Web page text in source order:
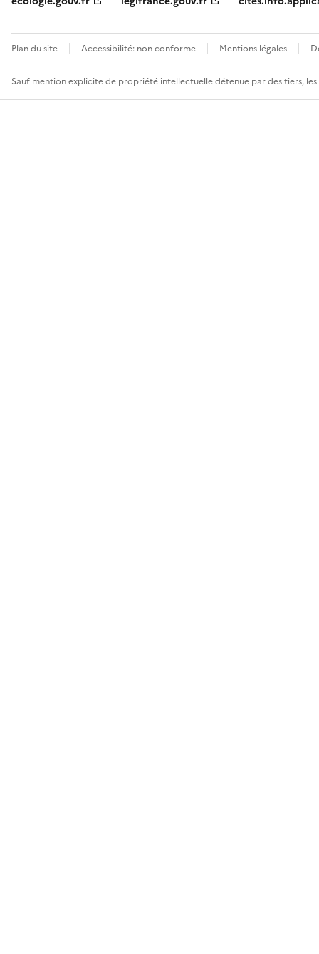
Plan du site Accessibilité: non conforme Mentions légales
Sauf mention explicite de propriété intellectuelle détenue par des tiers,